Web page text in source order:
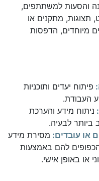
והסעות למשתתפים,
תצוגות, מתקנים או
מיוחדים, הדפסות
פיתוח יעדים ותוכניות
העבודת.
ניתוח מידע והערכת
ביותר לבעיה.
או עובדים: מסירת מידע
להם באמצעות
או באופן אישי.